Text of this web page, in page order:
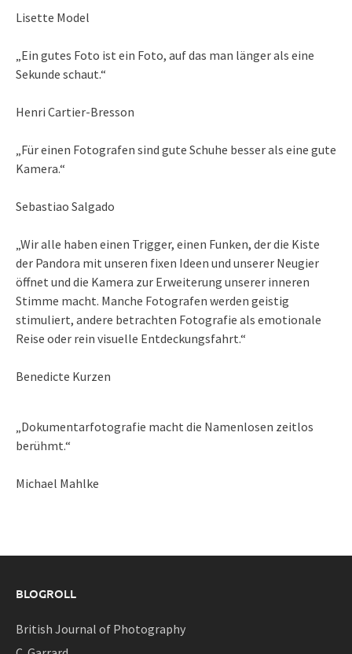
Lisette Model
„Ein gutes Foto ist ein Foto, auf das man länger als eine
Sekunde schaut.“
Henri Cartier-Bresson
„Für einen Fotografen sind gute Schuhe besser als eine gute
Kamera.“
Sebastiao Salgado
„Wir alle haben einen Trigger, einen Funken, der die Kiste
der Pandora mit unseren fixen Ideen und unserer Neugier
öffnet und die Kamera zur Erweiterung unserer inneren
Stimme macht. Manche Fotografen werden geistig
stimuliert, andere betrachten Fotografie als emotionale
Reise oder rein visuelle Entdeckungsfahrt.“
Benedicte Kurzen
„Dokumentarfotografie macht die Namenlosen zeitlos
berühmt.“
Michael Mahlke
BLOGROLL
British Journal of Photography